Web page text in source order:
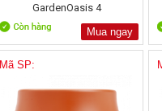
GardenOasis 4
Mua ngay
Mã SP: